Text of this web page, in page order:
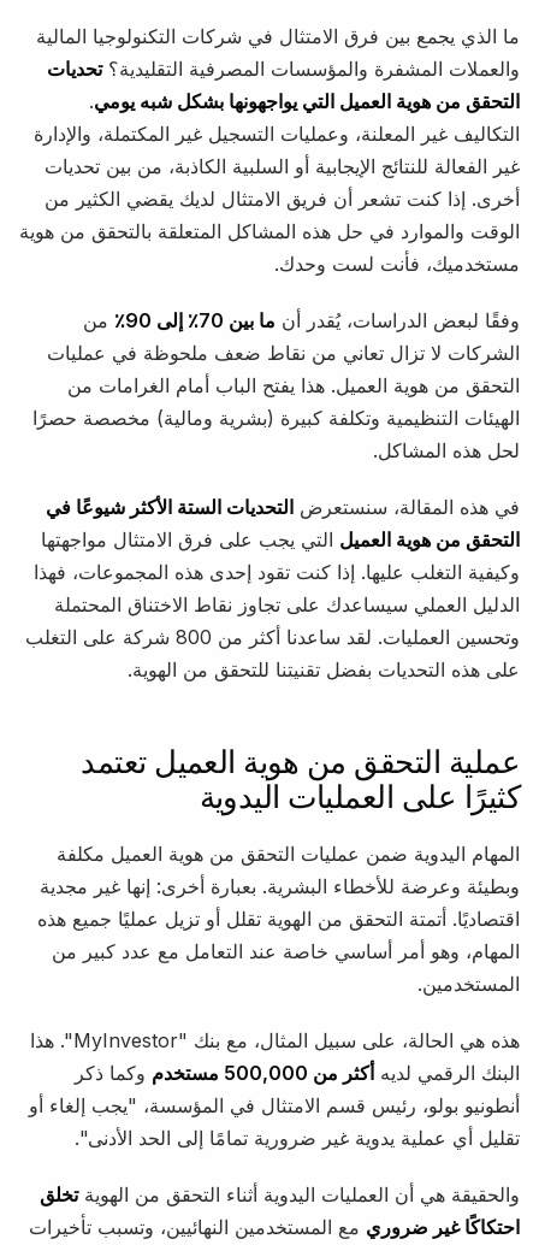
ما الذي يجمع بين فرق الامتثال في شركات التكنولوجيا المالية
والعملات المشفرة والمؤسسات المصرفية التقليدية؟تحديات
التحقق من هوية العميل التي يواجهونها بشكل شبه يومي.
التكاليف غير المعلنة، وعمليات التسجيل غير المكتملة، والإدارة
غير الفعالة للنتائج الإيجابية أو السلبية الكاذبة، من بين تحديات
أخرى. إذا كنت تشعر أن فريق الامتثال لديك يقضي الكثير من
الوقت والموارد في حل هذه المشاكل المتعلقة بالتحقق من هوية
مستخدميك، فأنت لست وحدك.
وفقًا لبعض الدراسات، يُقدر أن ما بين 70٪ إلى 90٪
من
الشركات لا تزال تعاني من نقاط ضعف ملحوظة في عمليات
التحقق من هوية العميل. هذا يفتح الباب أمام الغرامات من
الهيئات التنظيمية وتكلفة كبيرة (بشرية ومالية) مخصصة حصرًا
لحل هذه المشاكل.
في هذه المقالة، سنستعرض التحديات الستة الأكثر شيوعًا في
التحقق من هوية العميل التي يجب على فرق الامتثال مواجهتها
وكيفية التغلب عليها. إذا كنت تقود إحدى هذه المجموعات، فهذا
الدليل العملي سيساعدك على تجاوز نقاط الاختناق المحتملة
وتحسين العمليات. لقد ساعدنا أكثر من 800 شركة على التغلب
على هذه التحديات بفضل تقنيتنا للتحقق من الهوية.
عملية التحقق من هوية العميل تعتمد
كثيرًا على العمليات اليدوية
المهام اليدوية ضمن عمليات التحقق من هوية العميل مكلفة
وبطيئة وعرضة للأخطاء البشرية. بعبارة أخرى: إنها غير مجدية
اقتصاديًا. أتمتة التحقق من الهوية تقلل أو تزيل عمليًا جميع هذه
المهام، وهو أمر أساسي خاصة عند التعامل مع عدد كبير من
المستخدمين.
هذه هي الحالة، على سبيل المثال، مع بنك "MyInvestor". هذا
البنك الرقمي لديهأكثر من 500,000 مستخدم
وكما ذكر
أنطونيو بولو، رئيس قسم الامتثال في المؤسسة، "يجب إلغاء أو
تقليل أي عملية يدوية غير ضرورية تمامًا إلى الحد الأدنى".
والحقيقة هي أن العمليات اليدوية أثناء التحقق من الهويةتخلق
احتكاكًا غير ضروري مع المستخدمين النهائيين، وتسبب تأخيرات